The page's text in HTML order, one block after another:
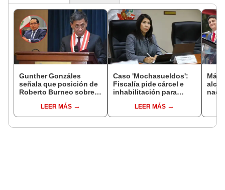
Gunther Gonzáles
señala que posición de
Roberto Burneo sobre
Aliaga no representan al
JNE
LEER MÁS
Caso 'Mochasueldos':
Fiscalía pide cárcel e
inhabilitación para
fujimorista María
Cordero Jon Tay
LEER MÁS
Más